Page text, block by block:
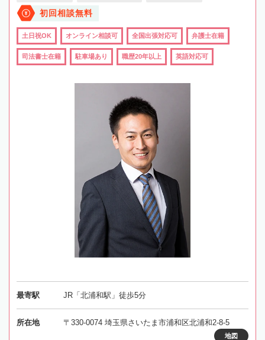
初回相談無料
土日祝OK オンライン相談可 全国出張対応可 弁護士在籍
司法書士在籍 駐車場あり 職歴20年以上 英語対応可
最寄駅 JR「北浦和駅」徒歩5分
所在地 〒330-0074 埼玉県さいたま市浦和区北浦和2-8-5
地図